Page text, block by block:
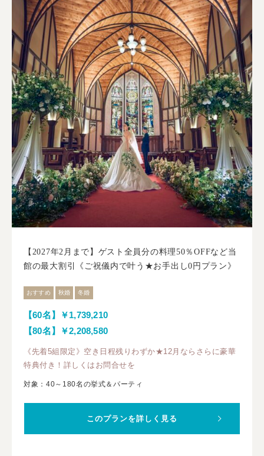
【2027年2月まで】ゲスト全員分の料理50％OFFなど当
館の最大割引《ご祝儀内で叶う★お手出し0円プラン》
おすすめ 秋婚 冬婚
【60名】￥1,739,210
【80名】￥2,208,580
《先着5組限定》空き日程残りわずか★12月ならさらに豪華
特典付き！詳しくはお問合せを
対象：40～180名の挙式＆パーティ
このプランを詳しく見る